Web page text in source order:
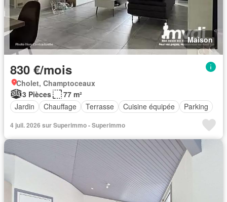
Maison
830 €/mois
Cholet, Champtoceaux
3 Pièces
77 m²
Jardin
Chauffage Terrasse Cuisine équipée Parking
4 juil. 2026 sur Superimmo - Superimmo